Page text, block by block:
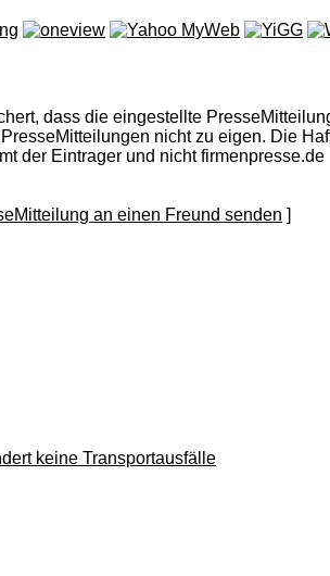
dass die eingestellte
nicht zu eigen. Die
der Eintrager und nicht firmenpresse.de
]
keine Transportausfälle